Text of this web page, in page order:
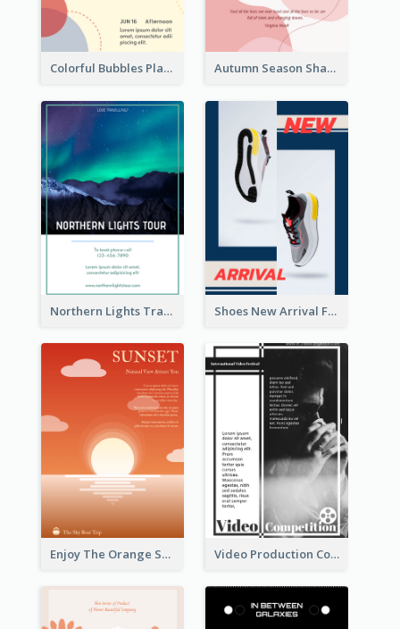
Colorful Bubbles Playing With Bubbles Flyer Autumn Season Sharing Flyer
Northern Lights Travel Flyer Shoes New Arrival Flyer
Enjoy The Orange Sunset Graphic Video Production Competition Flyer